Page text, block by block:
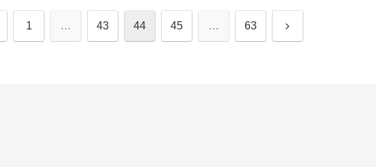
1 … 43 44 45 … 63 次